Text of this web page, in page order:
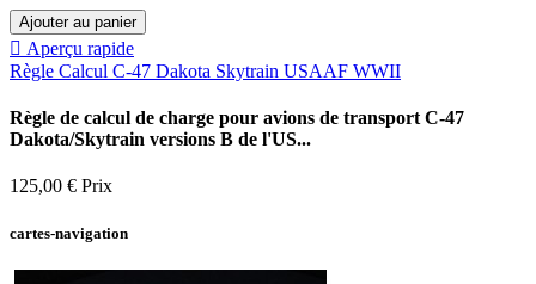
Ajouter au panier
 Aperçu rapide
Règle Calcul C-47 Dakota Skytrain USAAF WWII
Règle de calcul de charge pour avions de transport C-47
Dakota/Skytrain versions B de l'US...
125,00 € Prix
cartes-navigation